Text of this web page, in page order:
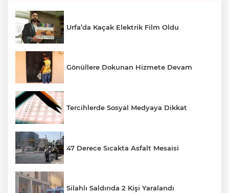
Urfa’da Kaçak Elektrik Film Oldu
Gönüllere Dokunan Hizmete Devam
Tercihlerde Sosyal Medyaya Dikkat
47 Derece Sıcakta Asfalt Mesaisi
Silahlı Saldırıda 2 Kişi Yaralandı